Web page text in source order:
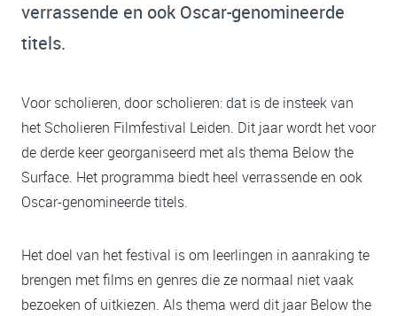
verrassende en ook Oscar-genomineerde
titels.
Voor scholieren, door scholieren: dat is de insteek van
het Scholieren Filmfestival Leiden. Dit jaar wordt het voor
de derde keer georganiseerd met als thema Below the
Surface. Het programma biedt heel verrassende en ook
Oscar-genomineerde titels.
Het doel van het festival is om leerlingen in aanraking te
brengen met films en genres die ze normaal niet vaak
bezoeken of uitkiezen. Als thema werd dit jaar Below the